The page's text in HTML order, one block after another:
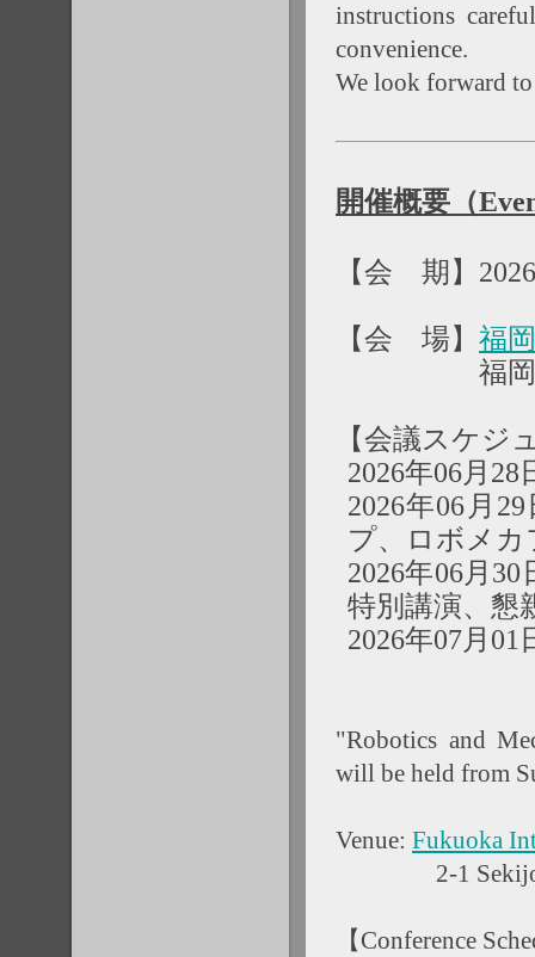
instructions
convenience.
We look forward
開催概要（
【会 期】
【会 場】 福
福岡県福
【会議スケジ
2026年06月
2026年06月
プ、ロボメ
2026年06月
特別講演、懇
2026年07月
"Robotics and
will be held from
Venue: Fukuoka
2-1
【Conference